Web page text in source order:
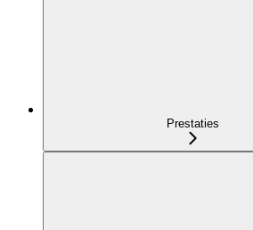
Prestaties